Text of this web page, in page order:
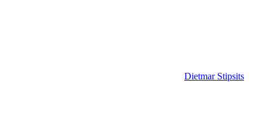
Dietmar Stipsits